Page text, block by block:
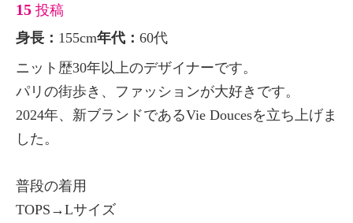
15 投稿
身長： 155cm年代： 60代
ニット歴30年以上のデザイナーです。
パリの街歩き、ファッションが大好きです。
2024年、新ブランドであるVie Doucesを立ち上げま
した。
普段の着用
TOPS→Lサイズ